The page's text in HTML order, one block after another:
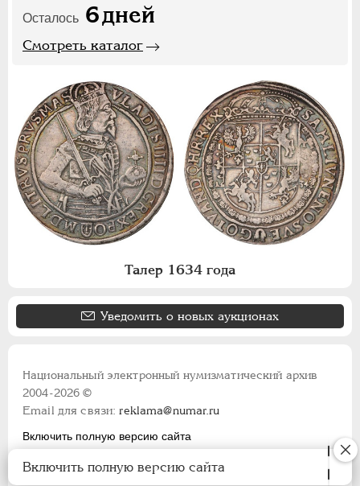
Осталось 6дней
Смотреть каталог
Талер 1634 года
Уведомить о новых аукционах
Национальный электронный нумизматический архив
2004-2026 ©
Email для связи:reklama@numar.ru
Включить полную версию сайта
Включить полную версию сайта